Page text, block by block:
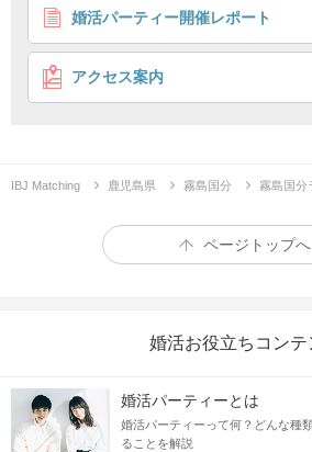
＼30代限定／結婚への気持ちが上
内に結婚したい♡】
30代限定開催♡ 参加者全員と話せる♫
婚活パーティー開催レポート
アクセス案内
IBJ Matching 鹿児島県 霧島国分 霧島国分
ページトップへ
婚活お役立ちコンテ
婚活パーティーとは
婚活パーティーって何？どんな種
ることを解説